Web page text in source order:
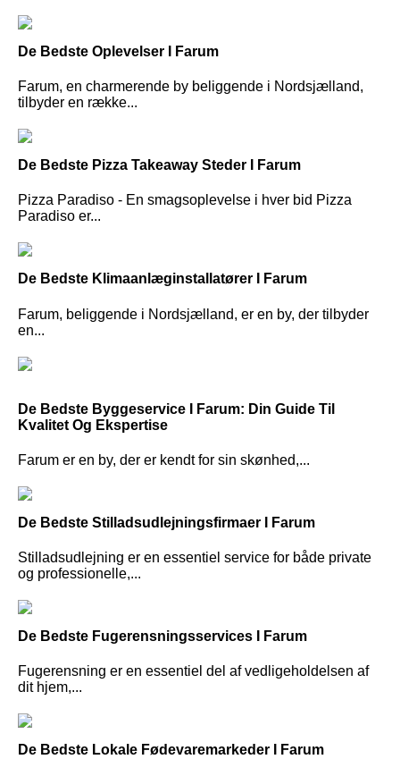
De Bedste Oplevelser I Farum
Farum, en charmerende by beliggende i Nordsjælland,
tilbyder en række...
De Bedste Pizza Takeaway Steder I Farum
Pizza Paradiso - En smagsoplevelse i hver bid Pizza
Paradiso er...
De Bedste Klimaanlæginstallatører I Farum
Farum, beliggende i Nordsjælland, er en by, der tilbyder
en...
De Bedste Byggeservice I Farum: Din Guide Til
Kvalitet Og Ekspertise
Farum er en by, der er kendt for sin skønhed,...
De Bedste Stilladsudlejningsfirmaer I Farum
Stilladsudlejning er en essentiel service for både private
og professionelle,...
De Bedste Fugerensningsservices I Farum
Fugerensning er en essentiel del af vedligeholdelsen af
dit hjem,...
De Bedste Lokale Fødevaremarkeder I Farum